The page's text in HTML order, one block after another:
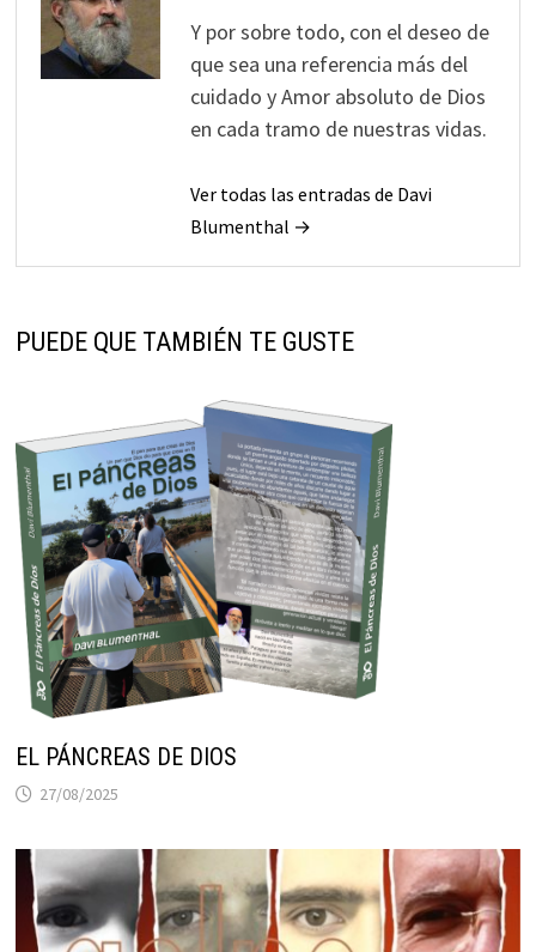
Y por sobre todo, con el deseo de
que sea una referencia más del
cuidado y Amor absoluto de Dios
en cada tramo de nuestras vidas.
Ver todas las entradas de Davi
Blumenthal →
PUEDE QUE TAMBIÉN TE GUSTE
EL PÁNCREAS DE DIOS
27/08/2025